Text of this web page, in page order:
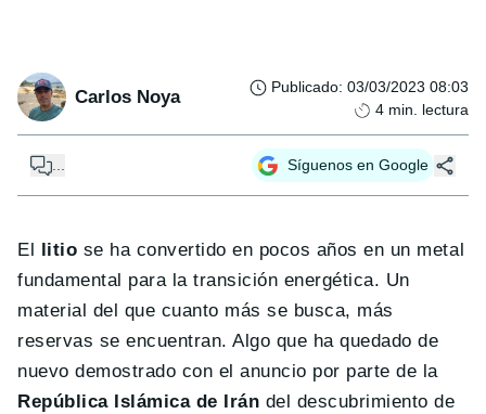
Carlos Noya Publicado: 03/03/2023 08:03
4 min. lectura
... Síguenos en Google
El litio se ha convertido en pocos años en un metal
fundamental para la transición energética. Un
material del que cuanto más se busca, más
reservas se encuentran. Algo que ha quedado de
nuevo demostrado con el anuncio por parte de la
República Islámica de Irán del descubrimiento de